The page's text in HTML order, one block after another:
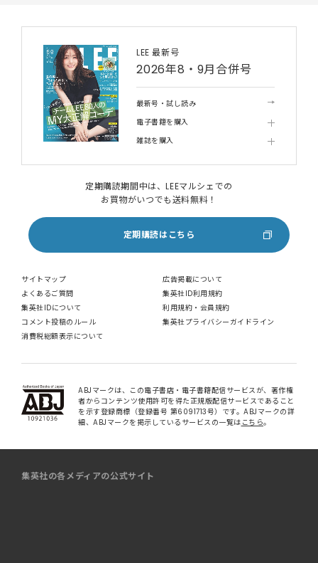
LEE 最新号
2026年8・9月合併号
最新号・試し読み
電子書籍を購入
雑誌を購入
定期購読期間中は、LEEマルシェでの
お買物がいつでも送料無料！
定期購読はこちら
サイトマップ
広告掲載について
よくあるご質問
集英社ID利用規約
集英社IDについて
利用規約・会員規約
コメント投稿のルール
集英社プライバシーガイドライン
消費税総額表示について
ABJマークは、この電子書店・電子書籍配信サービスが、著作権
者からコンテンツ使用許可を得た正規版配信サービスであること
を示す登録商標（登録番号 第6091713号）です。ABJマークの詳
細、ABJマークを掲示しているサービスの一覧は こちら。
集英社の各メディアの公式サイト